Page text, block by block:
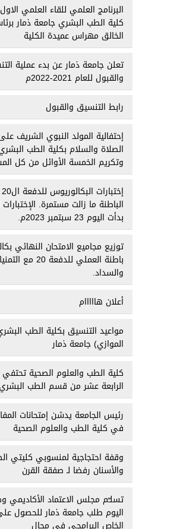
البرنامج العلمي للقاء العلمي
كلية الطب البشري جامعة ذمار
الخالق مهراس عميدة الكلية
تعلن جامعة ذمار عن بدء عملية
والقبول للعام 2021-2022م
رابط التنسيق والقبول
إحتفالية المولد النبوي الشريف
الصلاة والسلام بكلية الطب
وتكريم الخمسة الأوائل من كل
الباطنة ما زالت مستمرة. الإختبارات
بدأت اليوم 23 سبتمبر 2023م.
توزيع مجاميع الامتحان النهائي
باطنة العملي
والسداد.
أعلان هااااام
مواعيد التنسيق بكلية الطب
الموازي) جامعة ذمار
كلية الطب والعلوم الصحية تحتفي
الرابعة عشر من قسم الطب البشري
رئيس الجامعة يدشن إمتحانات
في كلية الطب والعلوم الصحية
وقفة احتجاجية لمنسوبي كليتي
والأسنان رفضا لـ صفقة القرن
تسلـّم مجلس الاعتماد الأكاديمي
اليوم طلب جامعة ذمار للحصول
الخاص البرامجي في مجال